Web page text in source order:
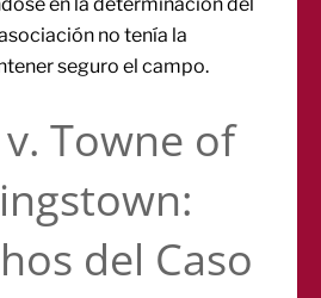
no tenía la
seguro el campo.
Towne of
del Caso